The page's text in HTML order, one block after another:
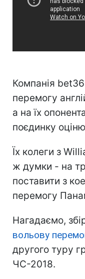
Компанія
перемогу
а на їх
поєдинку
Їх колеги з
ж думки - на
поставити з
перемогу
Нагадаємо,
вольову
другого туру
ЧС-2018.